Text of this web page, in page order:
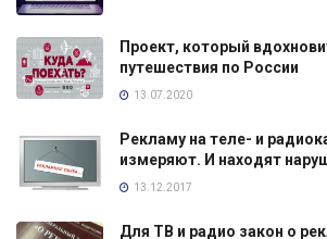
Проект, который
путешествия по России
13.07.2020
Рекламу на теле- и
измеряют. И находят
13.12.2017
Для ТВ и радио закон о